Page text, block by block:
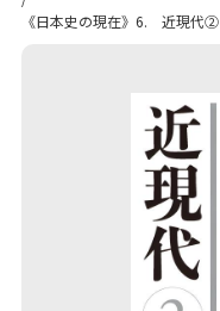
《日本史の現在》6. 近現代②